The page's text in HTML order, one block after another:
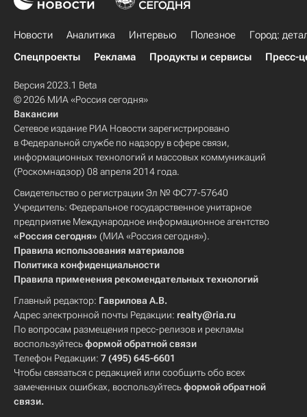
Новости Аналитика Интервью Полезное
Город:
Спецпроекты
Реклама Продукты и сервисы Пресс-
Версия 2023.1 Beta
© 2026 МИА «Россия сегодня»
Вакансии
Сетевое издание РИА Новости зарегистрировано
в Федеральной службе по надзору в сфере связи,
информационных технологий и массовых коммуникаций
(Роскомнадзор) 08 апреля 2014 года.
Свидетельство о регистрации Эл № ФС77-57640
Учредитель: Федеральное государственное унитарное
предприятие Международное информационное агентство
«Россия сегодня» (МИА «Россия сегодня»).
Правила использования материалов
Политика конфиденциальности
Правила применения рекомендательных технологий
Главный редактор: Гаврилова А.В.
Адрес электронной почты Редакции: realty@ria.ru
По вопросам размещения пресс-релизов и рекламы
воспользуйтесьформой обратной связи
Телефон Редакции: 7 (495) 645-6601
Чтобы связаться с редакцией или сообщить обо всех
замеченных ошибках, воспользуйтесьформой обратной
связи.